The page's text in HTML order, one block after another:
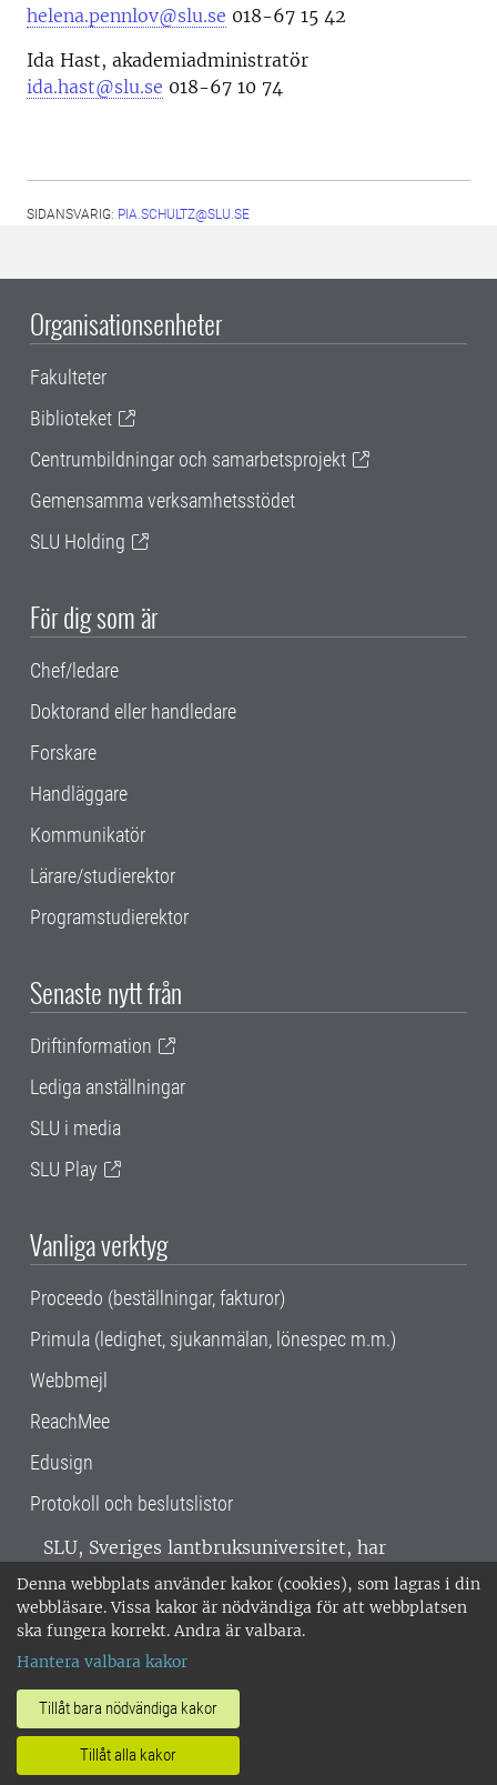
Denna webbplats använder kakor (cookies), som lagras i din
webbläsare. Vissa kakor är nödvändiga för att webbplatsen
ska fungera korrekt. Andra är valbara.
Hantera valbara kakor
Tillåt bara nödvändiga kakor
Tillåt alla kakor
helena.pennlov@slu.se 018-67 15 42
Ida Hast, akademiadministratör
ida.hast@slu.se 018-67 10 74
SIDANSVARIG: PIA.SCHULTZ@SLU.SE
Organisationsenheter
Fakulteter
Biblioteket
Centrumbildningar och samarbetsprojekt
Gemensamma verksamhetsstödet
SLU Holding
För dig som är
Chef/ledare
Doktorand eller handledare
Forskare
Handläggare
Kommunikatör
Lärare/studierektor
Programstudierektor
Senaste nytt från
Driftinformation
Lediga anställningar
SLU i media
SLU Play
Vanliga verktyg
Proceedo (beställningar, fakturor)
Primula (ledighet, sjukanmälan, lönespec m.m.)
Webbmejl
ReachMee
Edusign
Protokoll och beslutslistor
SLU, Sveriges lantbruksuniversitet, har
verksamhet över hela Sverige. Huvudorter är
Alnarp, Uppsala och Umeå.SLU är
miljöcertifierat enligt ISO 14001. •
018-67 10 00 • Org nr: 202100-2817 •
Om SLU:s webbplatser
•Hantera kakor•Behandling av
personuppgifter